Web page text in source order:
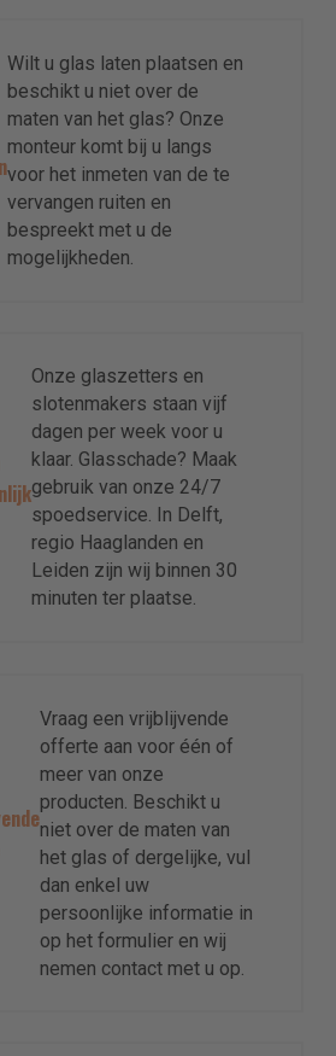
Wilt u glas laten plaatsen en
beschikt u niet over de
maten van het glas? Onze
monteur komt bij u langs
voor het inmeten van de te
vervangen ruiten en
bespreekt met u de
mogelijkheden.
Onze glaszetters en
slotenmakers staan vijf
dagen per week voor u
klaar. Glasschade? Maak
gebruik van onze 24/7
spoedservice. In Delft,
regio Haaglanden en
Leiden zijn wij binnen 30
minuten ter plaatse.
Vraag een vrijblijvende
offerte aan voor één of
meer van onze
producten. Beschikt u
niet over de maten van
het glas of dergelijke, vul
dan enkel uw
persoonlijke informatie in
op het formulier en wij
nemen contact met u op.